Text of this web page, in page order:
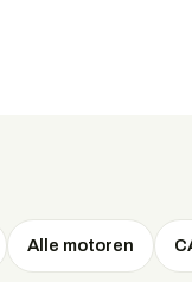
Alle motoren